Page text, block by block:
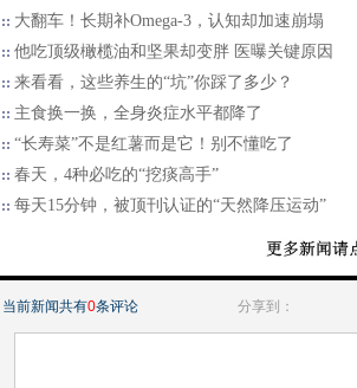
大翻车！长期补Omega-3，认知却加速崩塌
他吃顶级橄榄油和坚果却变胖 医曝关键原因
来看看，这些养生的“坑”你踩了多少？
主食换一换，全身炎症水平都降了
“长寿菜”不是红薯而是它！别不懂吃了
春天，4种必吃的“挖痰高手”
每天15分钟，被顶刊认证的“天然降压运动”
当前新闻共有0条评论 分享到：